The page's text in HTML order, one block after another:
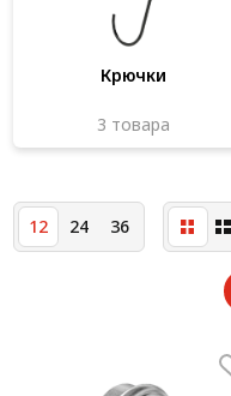
Крючки
3 товара
12 24 36